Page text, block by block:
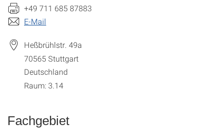
+49 711 685 87883
E-Mail
Heßbrühlstr. 49a
70565Stuttgart
Deutschland
Raum: 3.14
Fachgebiet